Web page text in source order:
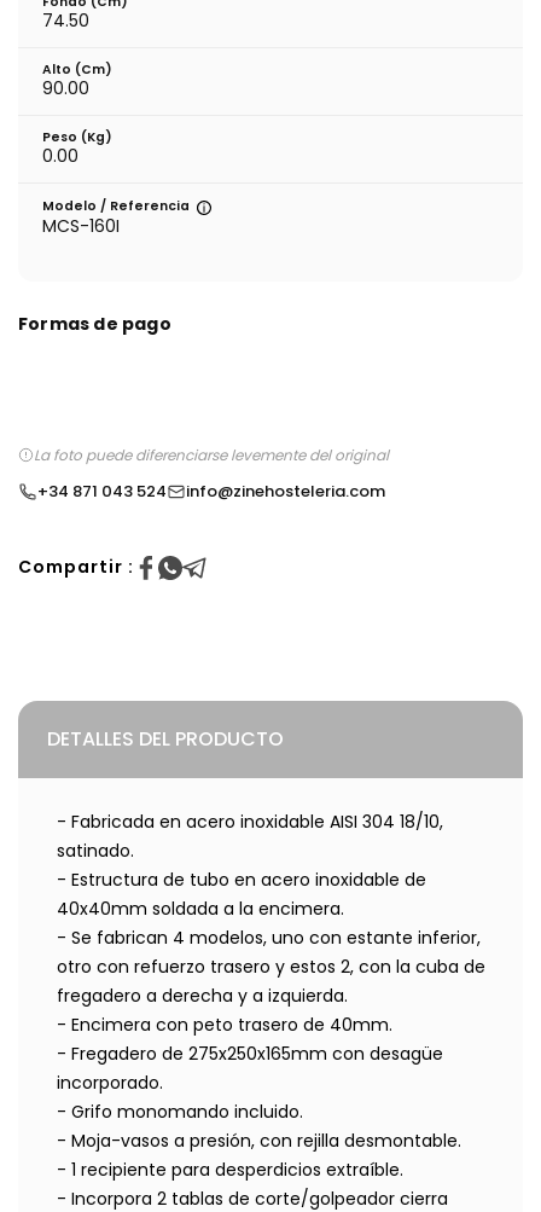
74.50
Alto (cm)
90.00
Peso (kg)
0.00
Modelo / Referencia
MCS-160I
Formas de pago
La foto puede diferenciarse levemente del original
+34 871 043 524 info@zinehosteleria.com
Compartir :
DETALLES DEL PRODUCTO
- Fabricada en acero inoxidable AISI 304 18/10,
satinado.
- Estructura de tubo en acero inoxidable de
40x40mm soldada a la encimera.
- Se fabrican 4 modelos, uno con estante inferior,
otro con refuerzo trasero y estos 2, con la cuba de
fregadero a derecha y a izquierda.
- Encimera con peto trasero de 40mm.
- Fregadero de 275x250x165mm con desagüe
incorporado.
- Grifo monomando incluido.
- Moja-vasos a presión, con rejilla desmontable.
- 1 recipiente para desperdicios extraíble.
- Incorpora 2 tablas de corte/golpeador cierra